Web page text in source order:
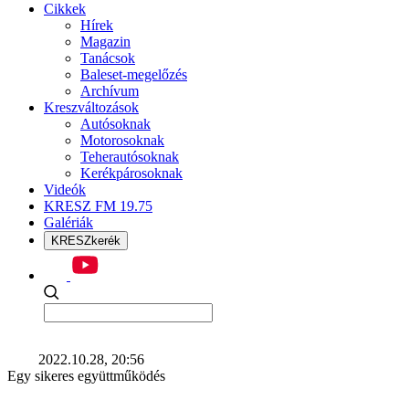
Cikkek
Hírek
Magazin
Tanácsok
Baleset-megelőzés
Archívum
Kreszváltozások
Autósoknak
Motorosoknak
Teherautósoknak
Kerékpárosoknak
Videók
KRESZ FM 19.75
Galériák
KRESZkerék
2022.10.28, 20:56
Egy sikeres együttműködés